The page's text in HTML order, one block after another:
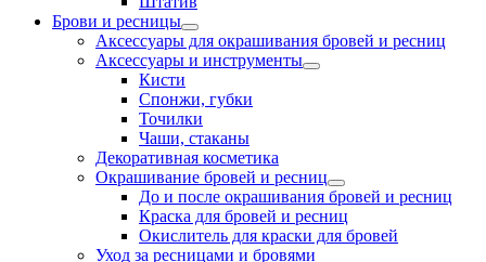
Брови и ресницы
Аксессуары для окрашивания бровей и ресниц
Аксессуары и инструменты
Кисти
Спонжи, губки
Точилки
Чаши, стаканы
Декоративная косметика
Окрашивание бровей и ресниц
До и после окрашивания бровей и ресниц
Краска для бровей и ресниц
Окислитель для краски для бровей
Уход за ресницами и бровями